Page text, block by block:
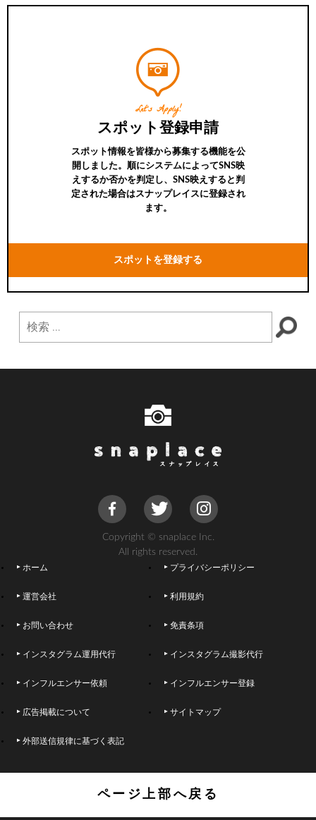
Let’s Apply!
スポット登録申請
スポット情報を皆様から募集する機能を公
開しました。順にシステムによってSNS映
えするか否かを判定し、SNS映えすると判
定された場合はスナップレイスに登録され
ます。
スポットを登録する
Copyright © snaplace Inc.
All rights reserved.
ホーム プライバシーポリシー
運営会社 利用規約
お問い合わせ 免責条項
インスタグラム運用代行 インスタグラム撮影代行
インフルエンサー依頼 インフルエンサー登録
広告掲載について サイトマップ
外部送信規律に基づく表記
ページ上部へ戻る